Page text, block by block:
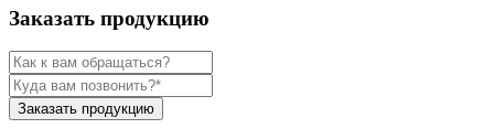
Заказать продукцию
Заказать продукцию